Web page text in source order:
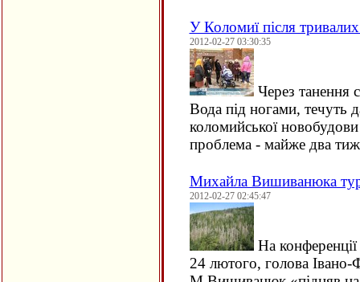
У Коломиї після
2012-02-27 03:30:35
Через танення
Вода під ногами, течуть
коломийської
проблема - майже два
Михайла Вишиванюка
2012-02-27 02:45:47
На
24 лютого, голова